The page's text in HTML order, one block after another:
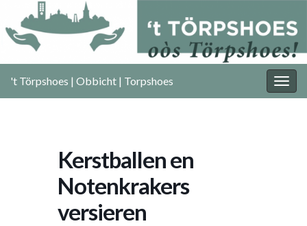
't Törpshoes | Obbicht | Torpshoes
Kerstballen en
Notenkrakers
versieren